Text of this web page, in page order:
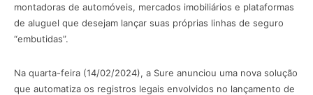
montadoras de automóveis, mercados imobiliários e plataformas
de aluguel que desejam lançar suas próprias linhas de seguro
“embutidas”.
Na quarta-feira (14/02/2024), a Sure anunciou uma nova solução
que automatiza os registros legais envolvidos no lançamento de